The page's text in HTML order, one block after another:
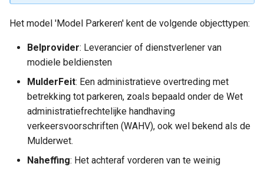
l
Sociaal domein
Gemeentebegraven
Domein
Parkeerscan
Parkeervergunning
Parkeervlak
Parkeerzone
Productsoort
Jeugdbescherming
Gemeentebegrafenissen
Dak- en thuislozen
Sociaal Domein Generiek
Het model 'Model Parkeren' kent de volgende objecttypen:
Belprovider: Leverancier of dienstverlener van
modiele beldiensten
MulderFeit: Een administratieve overtreding met
betrekking tot parkeren, zoals bepaald onder de Wet
administratiefrechtelijke handhaving
verkeersvoorschriften (WAHV), ook wel bekend als de
Mulderwet.
Naheffing: Het achteraf vorderen van te weinig